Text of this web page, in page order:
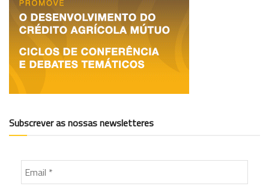
Subscrever as nossas newsletteres